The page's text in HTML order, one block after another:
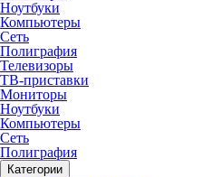
Ноутбуки
Компьютеры
Сеть
Полиграфия
Телевизоры
ТВ-приставки
Мониторы
Ноутбуки
Компьютеры
Сеть
Полиграфия
Категории